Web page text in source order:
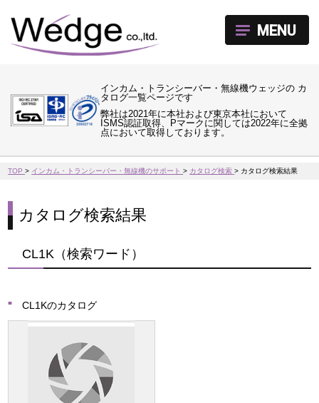
インカム・トランシーバー・無線機ウェッジの カ
タログ一覧ページです
弊社は2021年に本社および東京本社において
ISMS認証取得、Pマークに関しては2022年に全拠
点において取得しております。
MENU
TOP> インカム・トランシーバー・無線機のサポート> カタログ検索> カタログ検索結果
カタログ検索結果
CL1K（検索ワード）
CL1Kのカタログ